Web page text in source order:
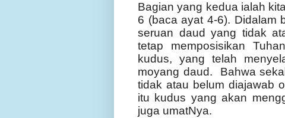
Bagian yang kedua ialah
6 (baca ayat 4-6). Didalam
seruan daud yang tidak
tetap memposisikan
kudus, yang telah
moyang daud. Bahwa
tidak atau belum diajawab
itu kudus yang akan
juga umatNya.